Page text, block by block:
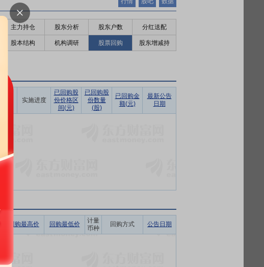
主力持仓 股东分析 股东户数 分红送配
股本结构 机构调研 股票回购 股东增减持
实施进度
已回购股
份价格区
间(元)
已回购股
份数量
(股)
已回购金
额(元)
最新公告
日期
回购最高价 回购最低价
计量
币种
回购方式 公告日期